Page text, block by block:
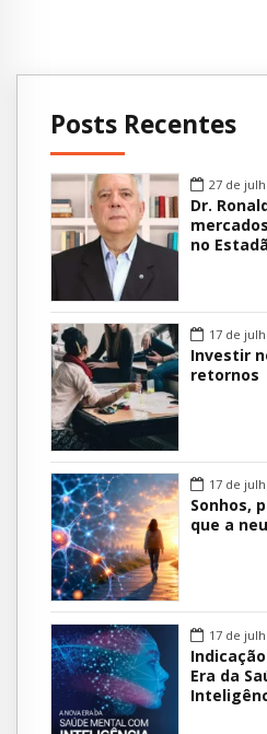
Posts Recentes
27 de
Dr.
no
17 de
Investir
retornos
17 de
Sonhos,
que a
17 de
Era da